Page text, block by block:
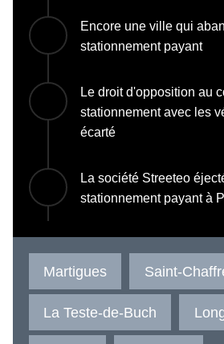
Encore une ville qui
stationnement payant
Le droit d'opposition au
stationnement avec les
écarté
La société Streeteo
stationnement payant à
Martigues Saint-
La Teste-de-Buch